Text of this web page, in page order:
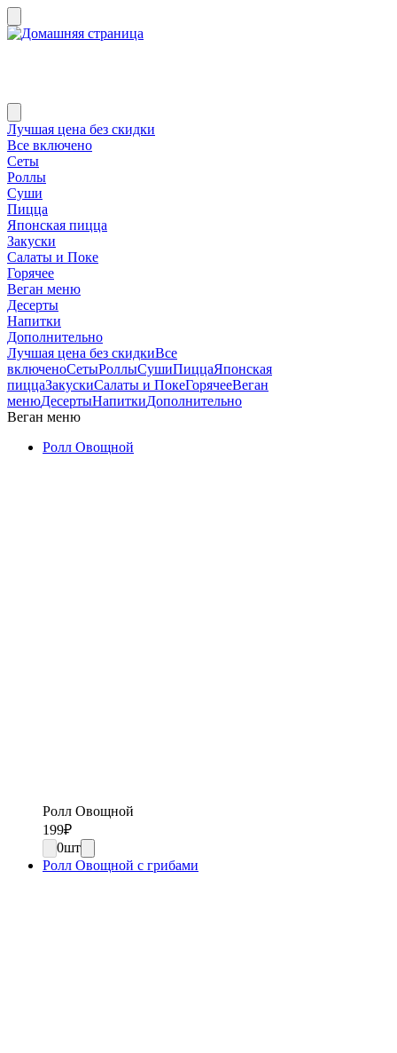
Лучшая цена без скидки
Все включено
Сеты
Роллы
Суши
Пицца
Японская пицца
Закуски
Салаты и Поке
Горячее
Веган меню
Десерты
Напитки
Дополнительно
Лучшая цена без скидкиВсе
включеноСетыРоллыСушиПиццаЯпонская
пиццаЗакускиСалаты и ПокеГорячееВеган
менюДесертыНапиткиДополнительно
Веган меню
Ролл Овощной
Ролл Овощной
199₽
0шт
Ролл Овощной с грибами